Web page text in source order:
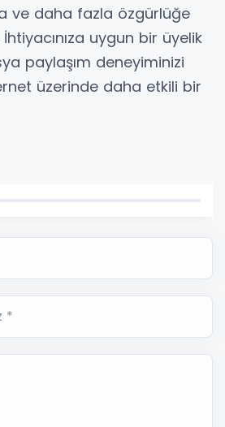
ve daha fazla özgürlüğe
uygun bir üyelik
paylaşım deneyiminizi
üzerinde daha etkili bir
*